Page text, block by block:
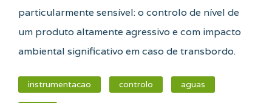
particularmente sensível: o controlo de nível de
um produto altamente agressivo e com impacto
ambiental significativo em caso de transbordo.
instrumentacao controlo aguas